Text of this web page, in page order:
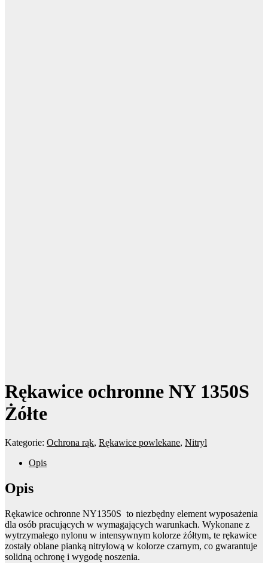
Rękawice ochronne NY 1350S
Żółte
Kategorie: Ochrona rąk, Rękawice powlekane, Nitryl
Opis
Opis
Rękawice ochronne NY1350S to niezbędny element wyposażenia
dla osób pracujących w wymagających warunkach. Wykonane z
wytrzymałego nylonu w intensywnym kolorze żółtym, te rękawice
zostały oblane pianką nitrylową w kolorze czarnym, co gwarantuje
solidną ochronę i wygodę noszenia.